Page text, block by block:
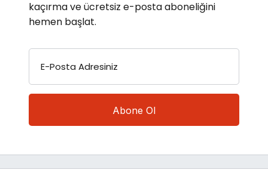
kaçırma ve ücretsiz e-posta aboneliğini
hemen başlat.
E-Posta Adresiniz